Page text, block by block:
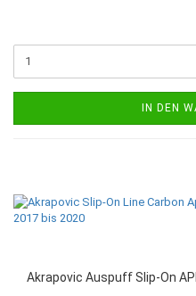
IN DEN
Akrapovic Auspuff Slip-On